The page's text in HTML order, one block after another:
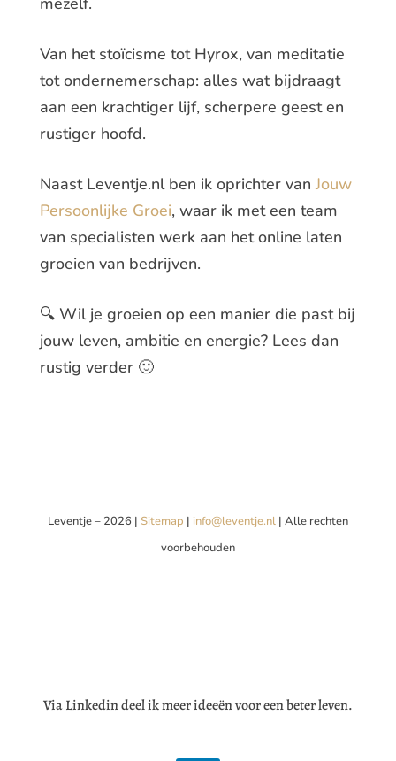
Van het stoïcisme tot Hyrox, van meditatie
tot ondernemerschap: alles wat bijdraagt
aan een krachtiger lijf, scherpere geest en
rustiger hoofd.
Naast Leventje.nl ben ik oprichter van Jouw
Persoonlijke Groei, waar ik met een team
van specialisten werk aan het online laten
groeien van bedrijven.
🔍 Wil je groeien op een manier die past bij
jouw leven, ambitie en energie? Lees dan
rustig verder 🙂
Leventje – 2026 | Sitemap | info@leventje.nl| Alle rechten
voorbehouden
Via Linkedin deel ik meer ideeën voor een beter leven.